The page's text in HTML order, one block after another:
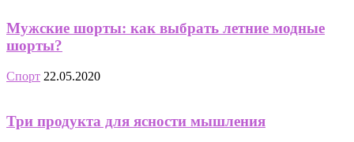
Мужские шорты: как выбрать летние модные
шорты?
Спорт 22.05.2020
Три продукта для ясности мышления